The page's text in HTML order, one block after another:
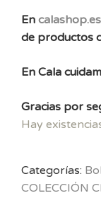
En calashop.es
de productos
En Cala
Gracias por
Hay
Categorías:
COLECCIÓN